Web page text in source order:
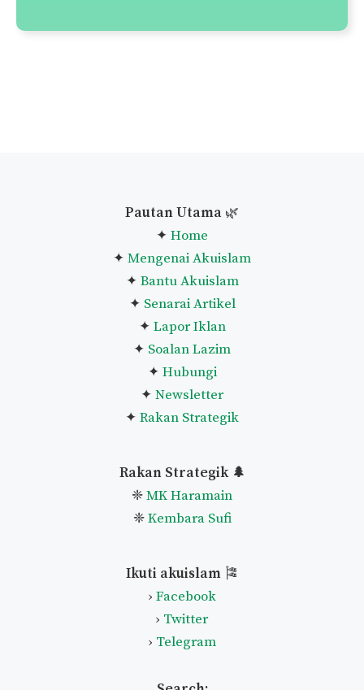
Pautan Utama 🌿
✦ Home
✦ Mengenai Akuislam
✦ Bantu Akuislam
✦ Senarai Artikel
✦ Lapor Iklan
✦ Soalan Lazim
✦ Hubungi
✦ Newsletter
✦ Rakan Strategik
Rakan Strategik 🌲
❈MK Haramain
❈Kembara Sufi
Ikuti akuislam 🎏
› Facebook
› Twitter
› Telegram